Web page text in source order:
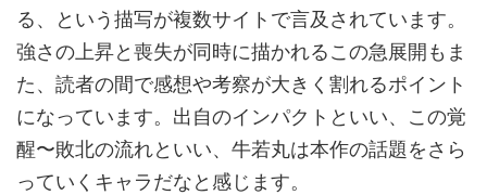
る、という描写が複数サイトで言及されています。
強さの上昇と喪失が同時に描かれるこの急展開もま
た、読者の間で感想や考察が大きく割れるポイント
になっています。出自のインパクトといい、この覚
醒〜敗北の流れといい、牛若丸は本作の話題をさら
っていくキャラだなと感じます。